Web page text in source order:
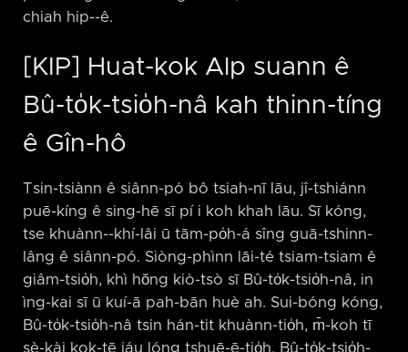
chiah hip-⁠-ê.
[KIP] Huat-kok Alp suann ê
Bû-to̍k-tsio̍h-nâ kah thinn-tíng
ê Gîn-hô
Tsin-tsiànn ê siânn-pó bô tsiah-nī lāu, jî-tshiánn
puē-kíng ê sing-hē sī pí i koh khah lāu. Sī kóng,
tse khuànn-⁠-khí-lâi ū tām-po̍h-á sîng guā-tshinn-
lâng ê siânn-pó. Siòng-phìnn lāi-té tsiam-tsiam ê
giâm-tsio̍h, khì hŏng kiò-tsò sī Bû-to̍k-tsio̍h-nâ, in
ìng-kai sī ū kuí-ā pah-bān huè ah. Sui-bóng kóng,
Bû-to̍k-tsio̍h-nâ tsin hán-tit khuànn-tio̍h, m̄-koh tī
sè-kài kok-tē iáu lóng tshuē-ē-tio̍h. Bû-to̍k-tsio̍h-